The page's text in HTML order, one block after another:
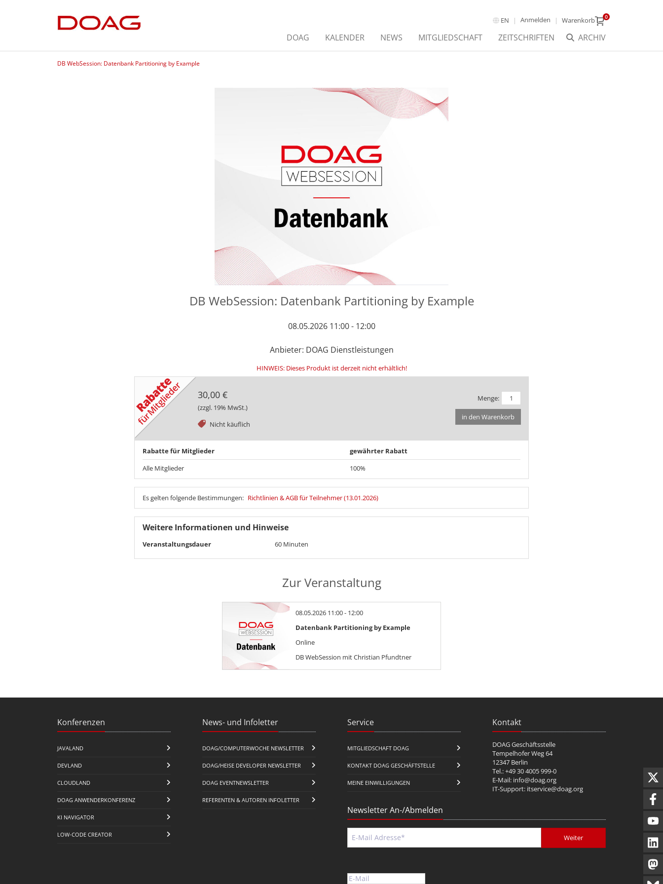
EN Anmelden Warenkorb 0
ARCHIV
DOAG KALENDER NEWS MITGLIEDSCHAFT ZEITSCHRIFTEN
DB WebSession: Datenbank Partitioning by Example
DB WebSession: Datenbank Partitioning by Example
08.05.2026 11:00 - 12:00
Anbieter: DOAG Dienstleistungen
HINWEIS: Dieses Produkt ist derzeit nicht erhältlich!
30,00 €
(zzgl. 19% MwSt.)
Nicht käuflich
tag
Menge:
in den Warenkorb
Rabatte für Mitglieder
gewährter Rabatt
Alle Mitglieder
100%
Es gelten folgende Bestimmungen: Richtlinien & AGB für Teilnehmer (13.01.2026)
Weitere Informationen und Hinweise
Veranstaltungsdauer 60 Minuten
Zur Veranstaltung
08.05.2026 11:00 - 12:00
Datenbank Partitioning by Example
Online
DB WebSession mit Christian Pfundtner
Konferenzen
JAVALAND
DEVLAND
CLOUDLAND
DOAG ANWENDERKONFERENZ
KI NAVIGATOR
LOW-CODE CREATOR
News- und Infoletter
DOAG/COMPUTERWOCHE NEWSLETTER
DOAG/HEISE DEVELOPER NEWSLETTER
DOAG EVENTNEWSLETTER
REFERENTEN & AUTOREN INFOLETTER
Service
MITGLIEDSCHAFT DOAG
KONTAKT DOAG GESCHÄFTSTELLE
MEINE EINWILLIGUNGEN
Kontakt
DOAG Geschäftsstelle
Tempelhofer Weg 64
12347 Berlin
Tel.: +49 30 4005 999-0
E-Mail: info@doag.org
IT-Support: itservice@doag.org
Newsletter An-/Abmelden
Weiter